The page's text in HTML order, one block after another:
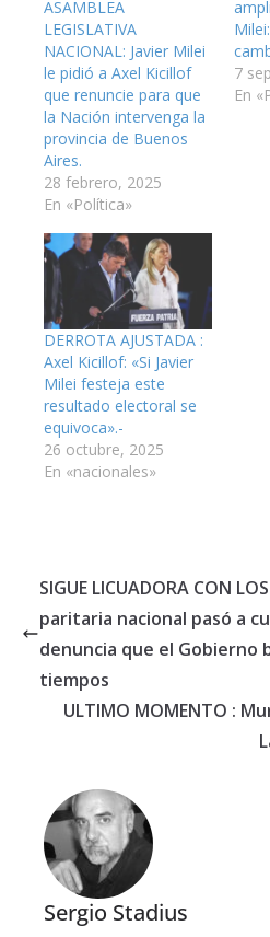
ASAMBLEA
LEGISLATIVA
NACIONAL: Javier Milei
le pidió a Axel Kicillof
que renuncie para que
la Nación intervenga la
provincia de Buenos
Aires.
28 febrero, 2025
En «Política»
7
En
DERROTA AJUSTADA :
Axel Kicillof: «Si Javier
Milei festeja este
resultado electoral se
equivoca».-
26 octubre, 2025
En «nacionales»
SIGUE LICUADORA CON
paritaria nacional pasó a
denuncia que el Gobierno
tiempos
ULTIMO MOMENTO :
Sergio Stadius